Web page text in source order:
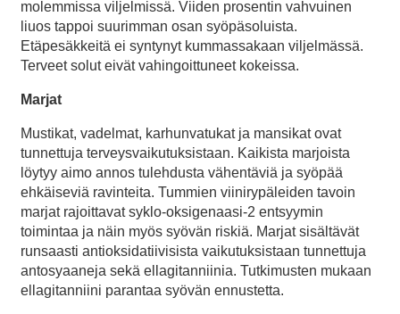
molemmissa viljelmissä. Viiden prosentin vahvuinen
liuos tappoi suurimman osan syöpäsoluista.
Etäpesäkkeitä ei syntynyt kummassakaan viljelmässä.
Terveet solut eivät vahingoittuneet kokeissa.
Marjat
Mustikat, vadelmat, karhunvatukat ja mansikat ovat
tunnettuja terveysvaikutuksistaan. Kaikista marjoista
löytyy aimo annos tulehdusta vähentäviä ja syöpää
ehkäiseviä ravinteita. Tummien viinirypäleiden tavoin
marjat rajoittavat syklo-oksigenaasi-2 entsyymin
toimintaa ja näin myös syövän riskiä. Marjat sisältävät
runsaasti antioksidatiivisista vaikutuksistaan tunnettuja
antosyaaneja sekä ellagitanniinia. Tutkimusten mukaan
ellagitanniini parantaa syövän ennustetta.